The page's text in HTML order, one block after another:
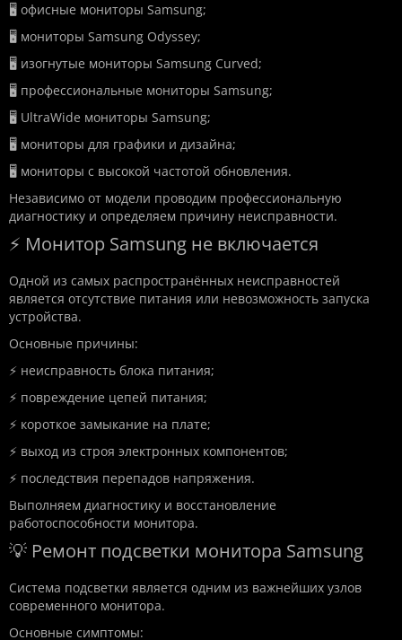
🖥️ офисные мониторы Samsung;
🖥️ мониторы Samsung Odyssey;
🖥️ изогнутые мониторы Samsung Curved;
🖥️ профессиональные мониторы Samsung;
🖥️ UltraWide мониторы Samsung;
🖥️ мониторы для графики и дизайна;
🖥️ мониторы с высокой частотой обновления.
Независимо от модели проводим профессиональную
диагностику и определяем причину неисправности.
⚡ Монитор Samsung не включается
Одной из самых распространённых неисправностей
является отсутствие питания или невозможность запуска
устройства.
Основные причины:
⚡ неисправность блока питания;
⚡ повреждение цепей питания;
⚡ короткое замыкание на плате;
⚡ выход из строя электронных компонентов;
⚡ последствия перепадов напряжения.
Выполняем диагностику и восстановление
работоспособности монитора.
💡 Ремонт подсветки монитора Samsung
Система подсветки является одним из важнейших узлов
современного монитора.
Основные симптомы: